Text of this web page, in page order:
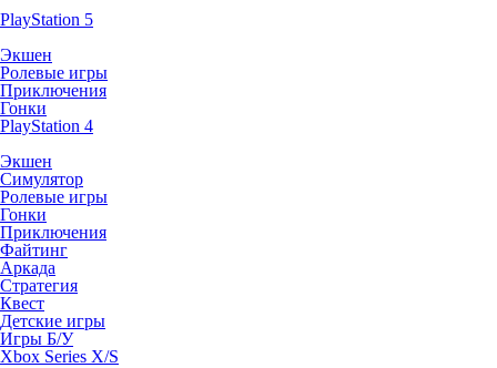
PlayStation 5
Экшен
Ролевые игры
Приключения
Гонки
PlayStation 4
Экшен
Симулятор
Ролевые игры
Гонки
Приключения
Файтинг
Аркада
Стратегия
Квест
Детские игры
Игры Б/У
Xbox Series X/S